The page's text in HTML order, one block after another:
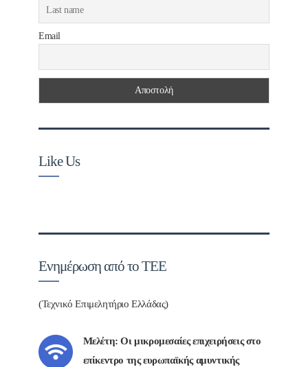
Email
Like Us
Ενημέρωση από το ΤΕΕ
(Τεχνικό Επιμελητήριο Ελλάδας)
Μελέτη: Οι μικρομεσαίες επιχειρήσεις στο
επίκεντρο της ευρωπαϊκής αμυντικής